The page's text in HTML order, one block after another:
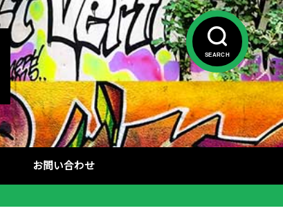
SEARCH
お問い合わせ